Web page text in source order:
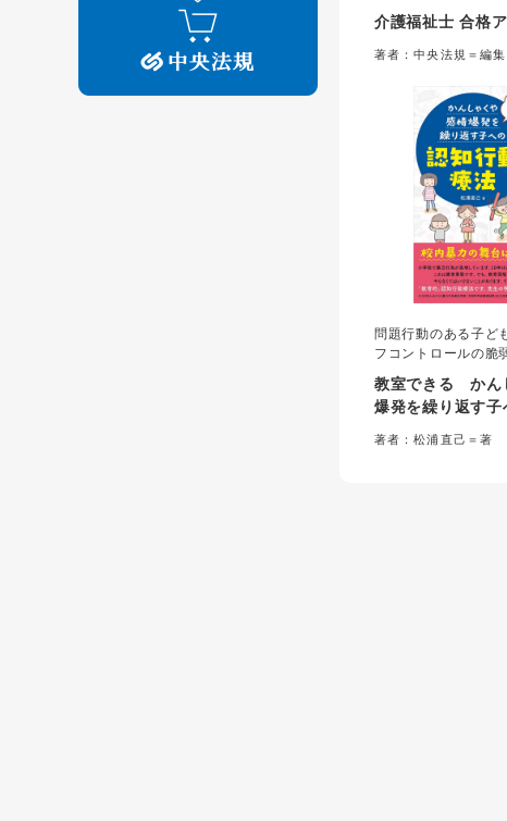
介護福祉士 合格
著者：中央法規＝編集
問題行動のある子ど
フコントロールの脆
こには「認知の歪み
応策としては行動を
歪みを修正し、適切
図る認知行動療法の
教室できる かん
爆発を繰り返す子
著者：松浦直己＝著